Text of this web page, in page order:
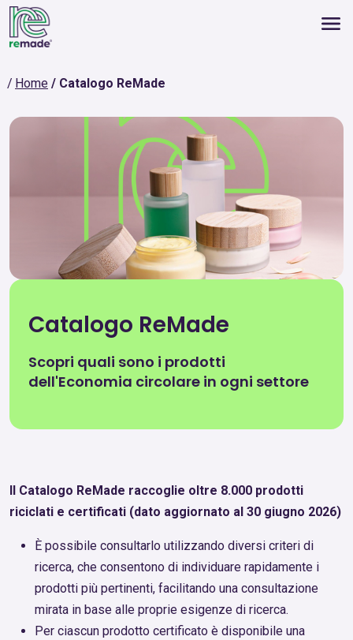
Home Catalogo ReMade
Catalogo ReMade
Scopri quali sono i prodotti
dell'Economia circolare in ogni settore
Il Catalogo ReMade raccoglie oltre 8.000 prodotti
riciclati e certificati (dato aggiornato al 30 giugno 2026)
È possibile consultarlo utilizzando diversi criteri di
ricerca, che consentono di individuare rapidamente i
prodotti più pertinenti, facilitando una consultazione
mirata in base alle proprie esigenze di ricerca.
Per ciascun prodotto certificato è disponibile una